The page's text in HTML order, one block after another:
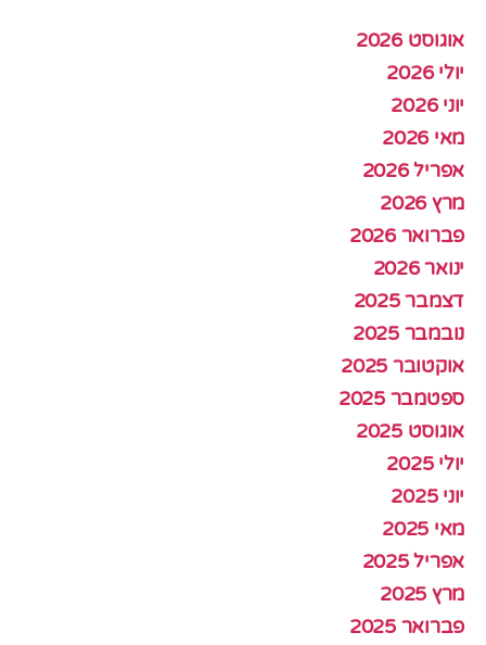
אוגוסט 2026
יולי 2026
יוני 2026
מאי 2026
אפריל 2026
מרץ 2026
פברואר 2026
ינואר 2026
דצמבר 2025
נובמבר 2025
אוקטובר 2025
ספטמבר 2025
אוגוסט 2025
יולי 2025
יוני 2025
מאי 2025
אפריל 2025
מרץ 2025
פברואר 2025